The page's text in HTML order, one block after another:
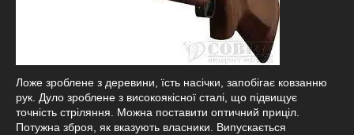
Ложе зроблене з деревини, їсть насічки, запобігає ковзанню
рук. Дуло зроблене з високоякісної сталі, що підвищує
точність стріляння. Можна поставити оптичний приціл.
Потужна зброя, як вказують власники. Випускається